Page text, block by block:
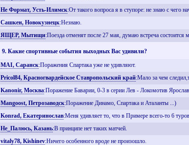
Не Формат, Усть-Илимск:От такого вопроса я в ступоре: не знаю с чего
Сашкен, Новокузнецк:Незнаю.
ЯЩЕР, Мытищи:Поезда отменят после 27 мая, думаю встреча
9. Какие спортивные события выходных Вас удивили?
MAI, Саранск:Поражения Спартака уже не удивляют.
Pricol84, Красногвардейское Ставропольский край:Мало за чем
Kanonir, Москва:Поражение Баварии, 0-3 в серии Лев - Локомотив
Mangoost, Петрозаводск:Поражение Динамо, Спартака и Аталанты ...)
Konrad, Екатеринослав:Меня удивляет то, что в Примере всего-то 6
Не_Палюсь, Казань:В принципе нет таких матчей.
vitaly78, Kishinev:Ничего особенного вроде не произошло.